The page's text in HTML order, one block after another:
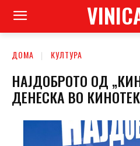
ДОМА КУЛТУРА
НАЈДОБРОТО ОД
ДЕНЕСКА ВО